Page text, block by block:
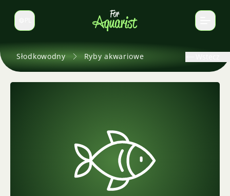
Zmień język
Słodkowodny Ryby akwariowe